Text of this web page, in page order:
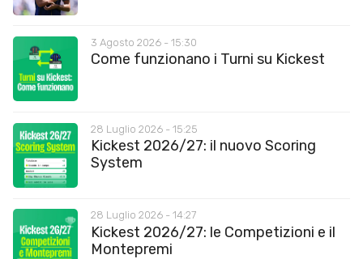
3 Agosto 2026 - 15:30
Come funzionano i Turni su Kickest
28 Luglio 2026 - 15:25
Kickest 2026/27: il nuovo Scoring
System
28 Luglio 2026 - 14:27
Kickest 2026/27: le Competizioni e il
Montepremi